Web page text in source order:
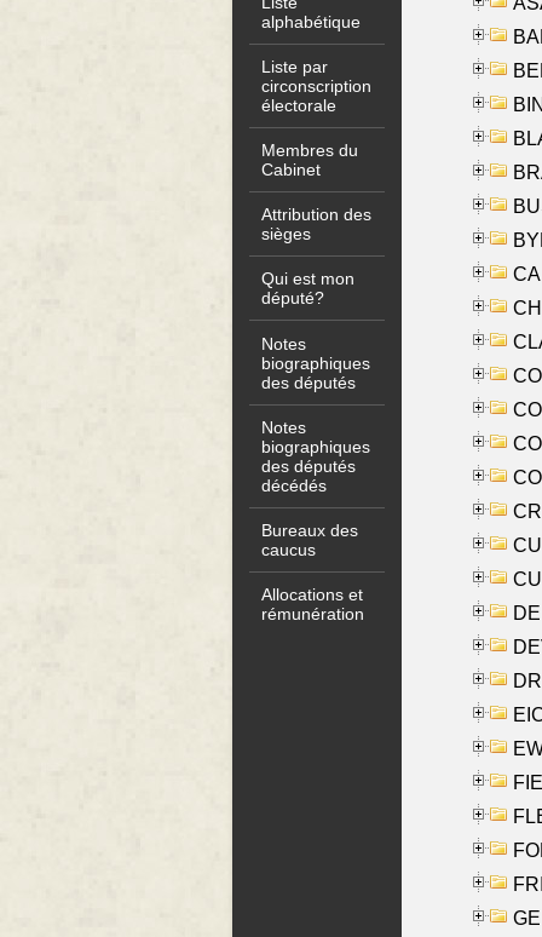
alphabétique
Liste par
circonscription
électorale
Membres du
Cabinet
Attribution des
sièges
Qui est mon
député?
Notes
biographiques
des députés
Notes
biographiques
des députés
décédés
Bureaux des
caucus
Allocations et
rémunération